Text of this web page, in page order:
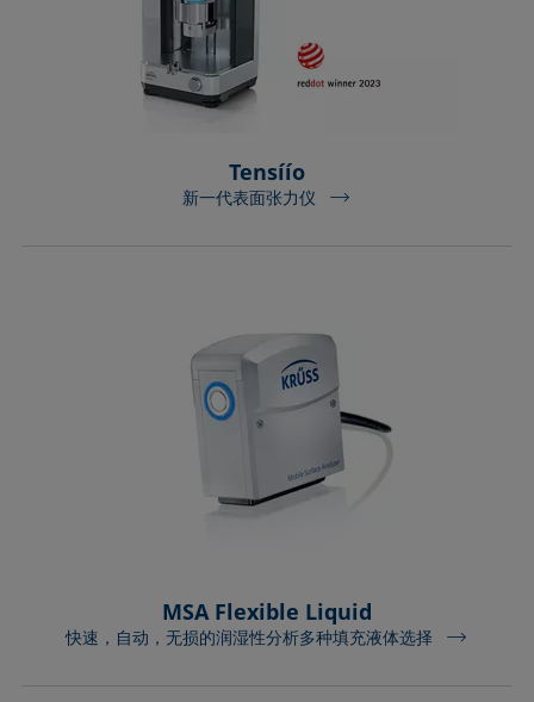
Tensíío
新一代表面张力仪
MSA Flexible Liquid
快速，自动，无损的润湿性分析多种填充液体选择